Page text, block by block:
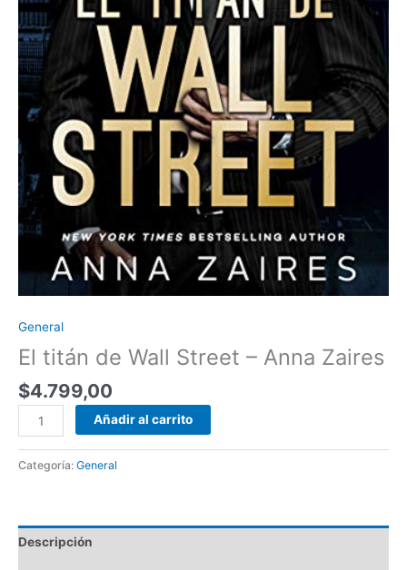
General
El titán de Wall Street – Anna Zaires
$4.799,00
Añadir al carrito
Categoría: General
Descripción